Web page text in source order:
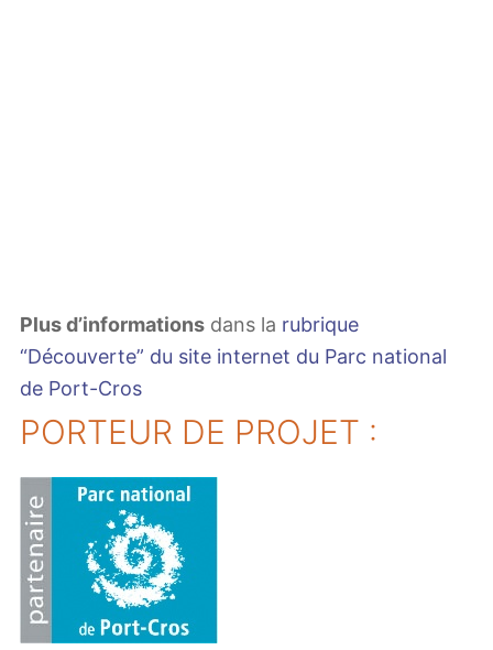
Plus d’informations dans la rubrique
“Découverte” du site internet du Parc national
de Port-Cros
PORTEUR DE PROJET :